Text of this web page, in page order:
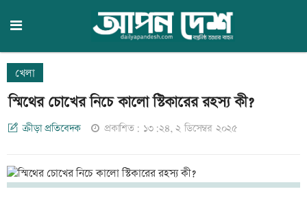
খেলা
স্মিথের চোখের নিচে কালো স্টিকারের রহস্য কী?
ক্রীড়া প্রতিবেদক প্রকাশিত: ১৩:২৪, ২ ডিসেম্বর ২০২৫